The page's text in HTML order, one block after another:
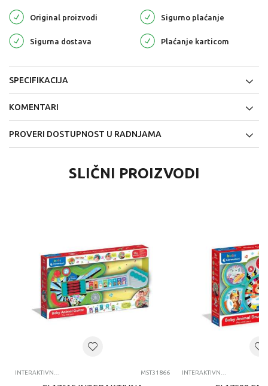
Original proizvodi Sigurno plaćanje
Sigurna dostava Plaćanje karticom
SPECIFIKACIJA
KOMENTARI
PROVERI DOSTUPNOST U RADNJAMA
SLIČNI PROIZVODI
MST31866